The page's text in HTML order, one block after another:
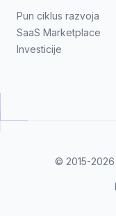
Pun ciklus razvoja
SaaS Marketplace
Investicije
© 2015-2026